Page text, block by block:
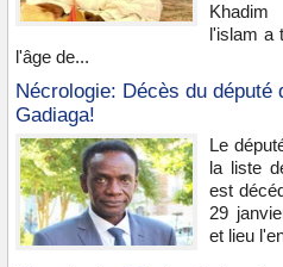
l'islam a
l'âge de...
Nécrologie: Décès du député
Gadiaga!
Le
la liste
est
29
et lieu